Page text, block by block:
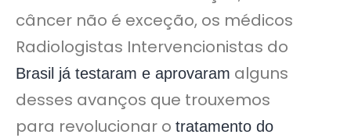
câncer não é exceção, os médicos
Radiologistas Intervencionistas do
Brasil já testaram e aprovaram alguns
desses avanços que trouxemos
para revolucionar o tratamento do